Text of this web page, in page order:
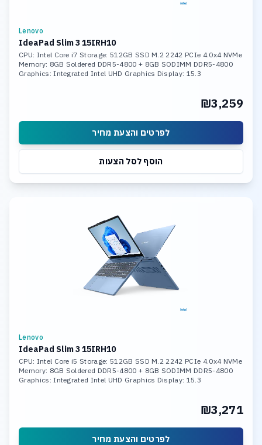
Lenovo
IdeaPad Slim 3 15IRH10
CPU: Intel Core i7 Storage: 512GB SSD M.2 2242 PCIe 4.0x4 NVMe
Memory: 8GB Soldered DDR5-4800 + 8GB SODIMM DDR5-4800
Graphics: Integrated Intel UHD Graphics Display: 15.3
₪3,259
לפרטים והצעת מחיר
הוסף לסל הצעות
Lenovo
IdeaPad Slim 3 15IRH10
CPU: Intel Core i5 Storage: 512GB SSD M.2 2242 PCIe 4.0x4 NVMe
Memory: 8GB Soldered DDR5-4800 + 8GB SODIMM DDR5-4800
Graphics: Integrated Intel UHD Graphics Display: 15.3
₪3,271
לפרטים והצעת מחיר